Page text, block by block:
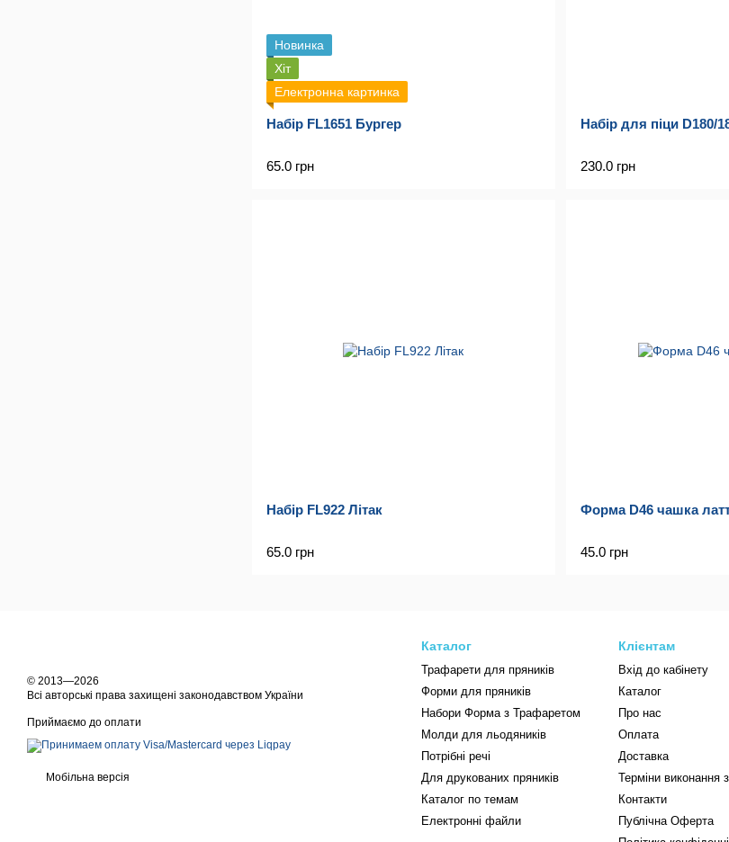
Новинка
Хіт
Електронна картинка
Набір FL1651 Бургер
65.0 грн
Набір для піци D180/
230.0 грн
Набір FL922 Літак
65.0 грн
Форма D46 чашка
45.0 грн
© 2013—2026
Всі авторські права захищені законодавством України
Приймаємо до оплати
Мобільна версія
Каталог
Трафарети для пряників
Форми для пряників
Набори Форма з Трафаретом
Молди для льодяників
Потрібні речі
Для друкованих пряників
Каталог по темам
Електронні файли
Клієнтам
Вхід до кабінету
Каталог
Про нас
Оплата
Доставка
Терміни виконання
Контакти
Публічна Оферта